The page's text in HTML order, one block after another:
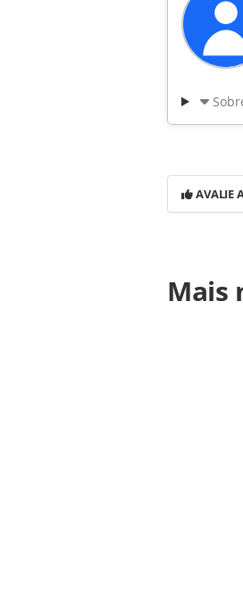
AVALIE
https://
fala-sobre-
página.
brasileira
Mais